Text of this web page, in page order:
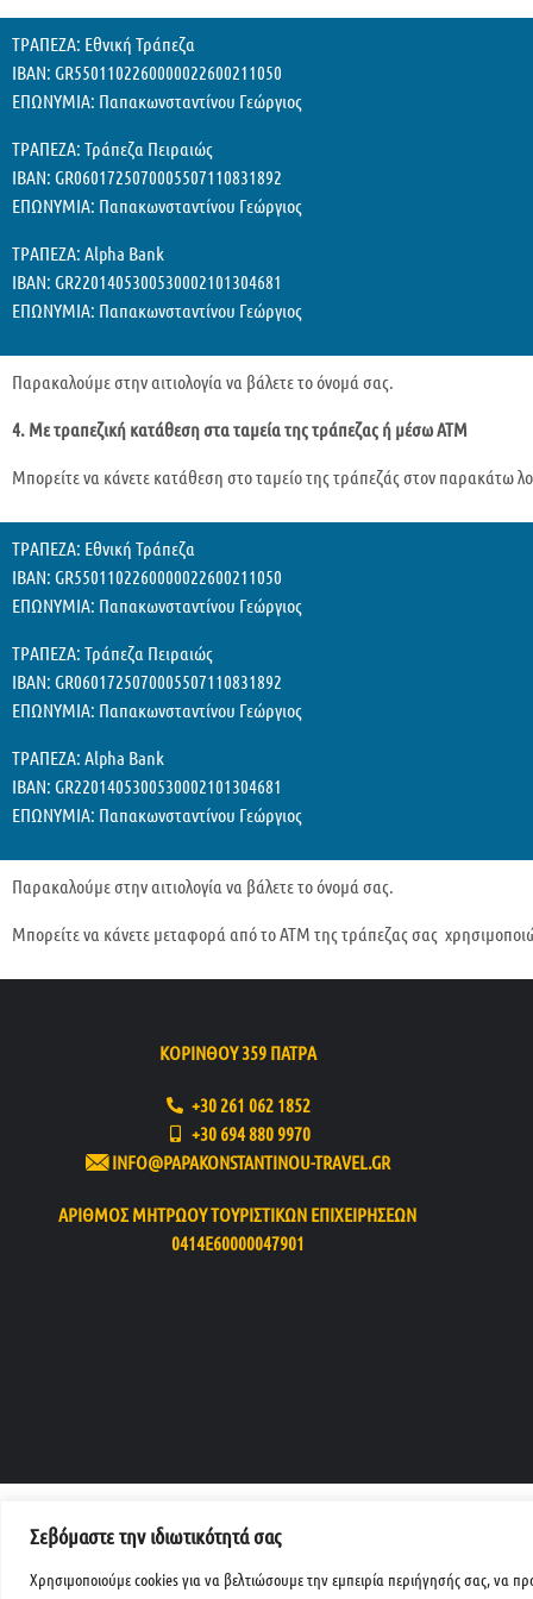
Σεβόμαστε την ιδιωτικότητά σας
Χρησιμοποιούμε cookies για να βελτιώσουμε την εμπειρία περιήγησής σας, να
ΤΡΑΠΕΖΑ: Εθνική Τράπεζα
IBAN: GR5501102260000022600211050
ΕΠΩΝΥΜΙΑ: Παπακωνσταντίνου Γεώργιος
ΤΡΑΠΕΖΑ: Τράπεζα Πειραιώς
ΙΒΑΝ: GR0601725070005507110831892
ΕΠΩΝΥΜΙΑ: Παπακωνσταντίνου Γεώργιος
ΤΡΑΠΕΖΑ: Alpha Bank
ΙΒΑΝ: GR2201405300530002101304681
ΕΠΩΝΥΜΙΑ: Παπακωνσταντίνου Γεώργιος
Παρακαλούμε στην αιτιολογία να βάλετε το όνομά σας.
4. Με τραπεζική κατάθεση στα ταμεία της τράπεζας ή μέσω ATM
Μπορείτε να κάνετε κατάθεση στο ταμείο της τράπεζάς στον παρακάτω
ΤΡΑΠΕΖΑ: Εθνική Τράπεζα
IBAN: GR5501102260000022600211050
ΕΠΩΝΥΜΙΑ: Παπακωνσταντίνου Γεώργιος
ΤΡΑΠΕΖΑ: Τράπεζα Πειραιώς
ΙΒΑΝ: GR0601725070005507110831892
ΕΠΩΝΥΜΙΑ: Παπακωνσταντίνου Γεώργιος
ΤΡΑΠΕΖΑ: Alpha Bank
ΙΒΑΝ: GR2201405300530002101304681
ΕΠΩΝΥΜΙΑ: Παπακωνσταντίνου Γεώργιος
Παρακαλούμε στην αιτιολογία να βάλετε το όνομά σας.
Μπορείτε να κάνετε μεταφορά από το ΑΤΜ της τράπεζας σας
ΚΟΡΙΝΘΟΥ 359 ΠΑΤΡΑ
+30 261 062 1852
+30 694 880 9970
INFO@PAPAKONSTANTINOU-TRAVEL.GR
ΑΡΙΘΜΟΣ ΜΗΤΡΩΟΥ ΤΟΥΡΙΣΤΙΚΩΝ ΕΠΙΧΕΙΡΗΣΕΩΝ
0414Ε60000047901